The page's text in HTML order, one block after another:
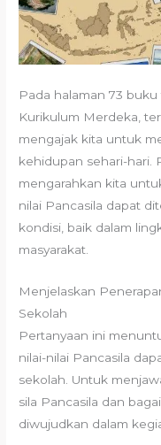
Pada halaman 73
Kurikulum Merdeka,
mengajak kita untuk
kehidupan sehari-hari.
mengarahkan kita
nilai Pancasila dapat
kondisi, baik dalam
masyarakat.
Menjelaskan
Sekolah
Pertanyaan ini
nilai-nilai Pancasila
sekolah. Untuk
sila Pancasila dan
diwujudkan dalam